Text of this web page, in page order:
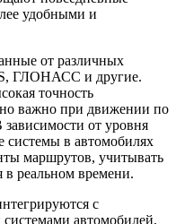
удобными и
от различных
ГЛОНАСС и другие.
точность
важно при движении по
от уровня
системы в автомобилях
маршрутов, учитывать
реальном времени.
с
автомобилей,